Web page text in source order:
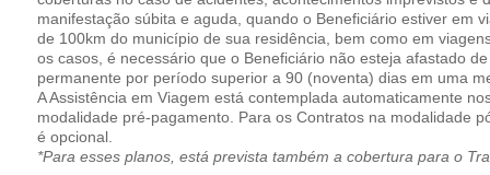
manifestação súbita e aguda, quando o Beneficiário estiver em
de 100km do município de sua residência, bem como em
os casos, é necessário que o Beneficiário não esteja afastado
permanente por período superior a 90 (noventa) dias em uma
A Assistência em Viagem está contemplada automaticamente
modalidade pré-pagamento. Para os Contratos na modalidade
é opcional.
*Para esses planos, está prevista também a cobertura para o